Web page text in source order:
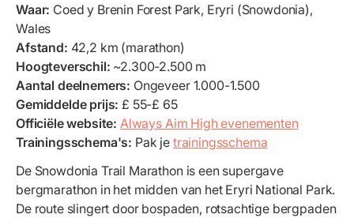
Waar: Coed y Brenin Forest Park, Eryri (Snowdonia),
Wales
Afstand: 42,2 km (marathon)
Hoogteverschil: ~2.300-2.500 m
Aantal deelnemers: Ongeveer 1.000-1.500
Gemiddelde prijs: £ 55-£ 65
Officiële website: Always Aim High evenementen
Trainingsschema's: Pak je trainingsschema
De Snowdonia Trail Marathon is een supergave
bergmarathon in het midden van het Eryri National Park.
De route slingert door bospaden, rotsachtige bergpaden